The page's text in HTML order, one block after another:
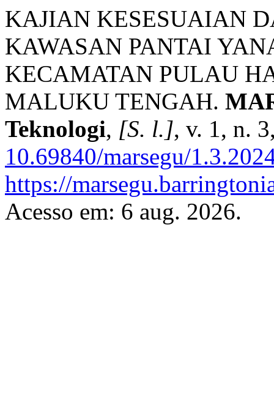
KAJIAN KESESUAIAN
KAWASAN PANTAI
KECAMATAN PULAU
MALUKU TENGAH.
Teknologi, [S. l.], v. 1, n.
10.69840/marsegu/
https://
Acesso em: 6 aug. 2026.